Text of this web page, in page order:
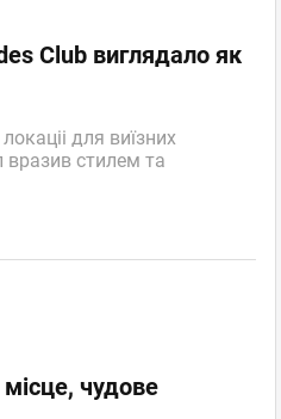
Club виглядало як
для виїзних
вразив стилем та
чудове